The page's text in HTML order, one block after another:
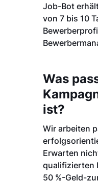
Job-Bot
von 7 bis 10
Was
ist?
Wir arbeiten
Erwarten
qualifizierten
50 %-Geld-